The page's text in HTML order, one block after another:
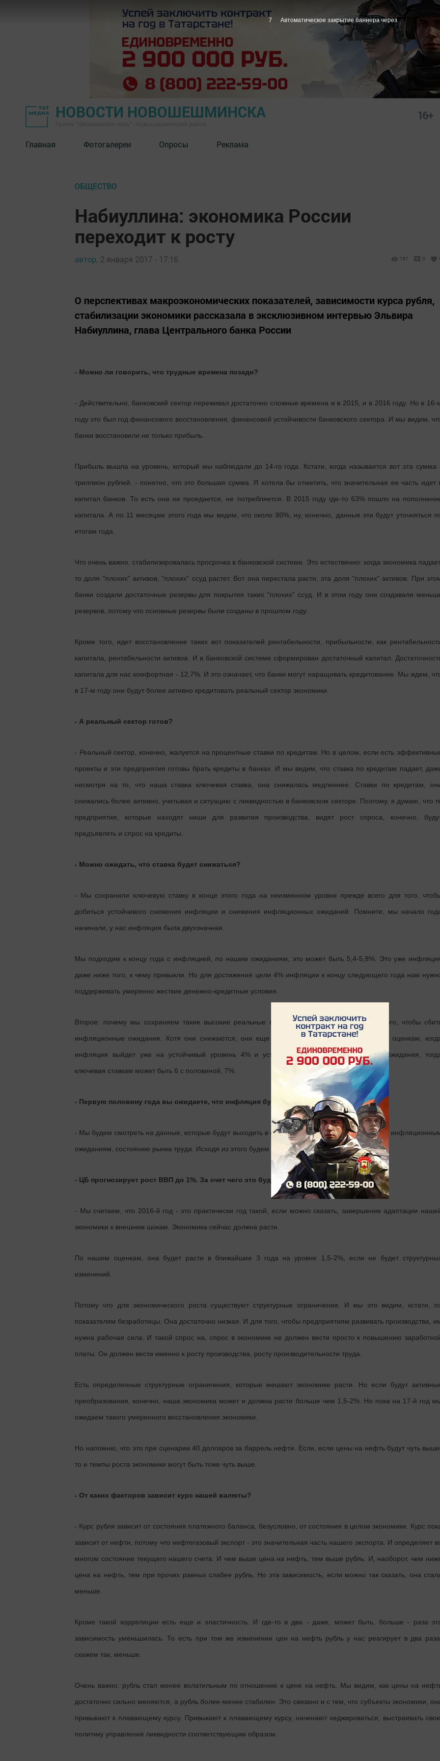
НОВОСТИ НОВОШЕШМИНСКА 16+
Главная Фотогалереи Опросы Реклама
ОБЩЕСТВО
Набиуллина: экономика России
переходит к росту
автор, 2 января 2017 - 17:16 781 0
О перспективах макроэкономических показателей, зависимости курса рубля,
стабилизации экономики рассказала в эксклюзивном интервью Эльвира
Набиуллина, глава Центрального банка России
- Можно ли говорить, что трудные времена позади?
- Действительно, банковский сектор переживал достаточно сложные времена и в 2015, и в 2016 году. Но в 16-
году это был год финансового восстановления, финансовой устойчивости банковского сектора. И мы видим,
банки восстановили не только прибыль.
Прибыль вышла на уровень, который мы наблюдали до 14-го года. Кстати, когда называется вот эта сумма
триллион рублей, - понятно, что это большая сумма. Я хотела бы отметить, что значительная ее часть идет
капитал банков. То есть она не проедается, не потребляется. В 2015 году где-то 63% пошло на
капитала. А по 11 месяцам этого года мы видим, что около 80%, ну, конечно, данные эти будут уточняться
итогам года.
Что очень важно, стабилизировалась просрочка в банковской системе. Это естественно: когда экономика
то доля "плохих" активов, "плохих" ссуд растет. Вот она перестала расти, эта доля "плохих" активов. При
банки создали достаточные резервы для покрытия таких "плохих" ссуд. И в этом году они создавали
резервов, потому что основные резервы были созданы в прошлом году.
Кроме того, идет восстановление таких вот показателей рентабельности, прибыльности, как
капитала, рентабельности активов. И в банковской системе сформирован достаточный капитал.
капитала для нас комфортная - 12,7%. И это означает, что банки могут наращивать кредитование. Мы ждем,
в 17-м году они будут более активно кредитовать реальный сектор экономики.
- А реальный сектор готов?
- Реальный сектор, конечно, жалуется на процентные ставки по кредитам. Но в целом, если есть
проекты и эти предприятия готовы брать кредиты в банках. И мы видим, что ставка по кредитам падает,
несмотря на то, что наша ставка ключевая ставка, она снижалась медленнее. Ставки по кредитам,
снижались более активно, учитывая и ситуацию с ликвидностью в банковском секторе. Поэтому, я думаю, что
предприятия, которые находят ниши для развития производства, видят рост спроса, конечно,
предъявлять и спрос на кредиты.
- Можно ожидать, что ставка будет снижаться?
- Мы сохранили ключевую ставку в конце этого года на неизменном уровне прежде всего для того,
добиться устойчивого снижения инфляции и снижения инфляционных ожиданий. Помните, мы начало
начинали, у нас инфляция была двухзначная.
Мы подходим к концу года с инфляцией, по нашим ожиданиям, это может быть 5,4-5,8%. Это уже
даже ниже того, к чему привыкли. Но для достижения цели 4% инфляции к концу следующего года нам
поддерживать умеренно жесткие денежно-кредитные условия.
Второе: почему мы сохраняем такие высокие реальные положительные ставки? Это для того, чтобы
инфляционные ожидания. Хотя они снижаются, они еще достаточно высокие. И, по нашим оценкам,
инфляция выйдет уже на устойчивый уровень 4% и устойчиво снизятся инфляционные ожидания,
ключевая ставкам может быть 6 с половиной, 7%.
- Первую половину года вы ожидаете, что инфляция будет выше?
- Мы будем смотреть на данные, которые будут выходить в первом полугодии: по инфляции, по
ожиданиям, состоянию рынка труда. Исходя из этого будем принимать решения.
- ЦБ прогнозирует рост ВВП до 1%. За счет чего это будет достигнуто?
- Мы считаем, что 2016-й год - это практически год такой, если можно сказать, завершение адаптации
экономики к внешним шокам. Экономика сейчас должна расти.
По нашим оценкам, она будет расти в ближайшие 3 года на уровне 1,5-2%, если не будет
изменений.
Потому что для экономического роста существуют структурные ограничения. И мы это видим, кстати,
показателям безработицы. Она достаточно низкая. И для того, чтобы предприятиям развивать производства,
нужна рабочая сила. И такой спрос на, спрос в экономике не должен вести просто к повышению
платы. Он должен вести именно к росту производства, росту производительности труда.
Есть определенные структурные ограничения, которые мешают экономике расти. Но если будут
преобразования, конечно, наша экономика может и должна расти больше чем 1,5-2%. Но пока на 17-й год
ожидаем такого умеренного восстановления экономики.
Но напомню, что это при сценарии 40 долларов за баррель нефти. Если, если цены на нефть будут чуть выше,
то и темпы роста экономики могут быть тоже чуть выше.
- От каких факторов зависит курс нашей валюты?
- Курс рубля зависит от состояния платежного баланса, безусловно, от состояния в целом экономики. Курс
зависит от нефти, потому что нефтегазовый экспорт - это значительная часть нашего экспорта. И определяет
многом состояние текущего нашего счета. И чем выше цена на нефть, тем выше рубль. И, наоборот, чем
цена на нефть, тем при прочих равных слабее рубль. Но эта зависимость, если можно так сказать, она
меньше.
Кроме такой корреляции есть еще и эластичность. И где-то в два - даже, может быть, больше - раза
зависимость уменьшилась. То есть при том же изменении цен на нефть рубль у нас реагирует в два раза,
скажем так, меньше.
Очень важно: рубль стал менее волатильным по отношению к цене на нефть. Мы видим, как цены на
достаточно сильно меняются, а рубль более-менее стабилен. Это связано и с тем, что субъекты экономики,
привыкают к плавающему курсу. Привыкают к плавающему курсу, начинают хеджироваться, выстраивать
политику управления ликвидности соответствующим образом.
6 Автоматическое закрытие баннера через